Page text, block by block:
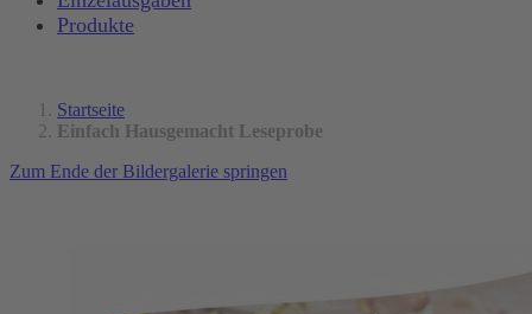
Produkte
Startseite
Einfach Hausgemacht Leseprobe
Zum Ende der Bildergalerie springen